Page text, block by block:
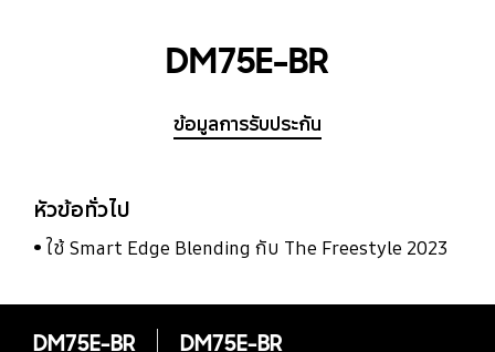
DM75E-BR
ข้อมูลการรับประกัน
หัวข้อทั่วไป
ใช้ Smart Edge Blending กับ The Freestyle 2023
DM75E-BR DM75E-BR